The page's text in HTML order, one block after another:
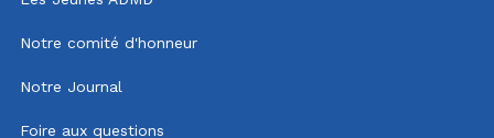
Notre comité d'honneur
Notre Journal
Foire aux questions